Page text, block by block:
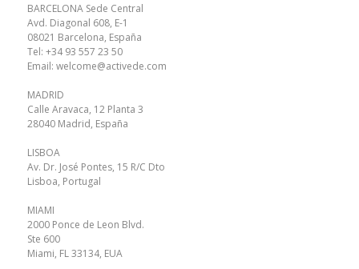
BARCELONA Sede Central
Avd. Diagonal 608, E-1
08021 Barcelona, España
Tel: +34 93 557 23 50
Email: welcome@activede.com
MADRID
Calle Aravaca, 12 Planta 3
28040 Madrid, España
LISBOA
Av. Dr. José Pontes, 15 R/C Dto
Lisboa, Portugal
MIAMI
2000 Ponce de Leon Blvd.
Ste 600
Miami, FL 33134, EUA